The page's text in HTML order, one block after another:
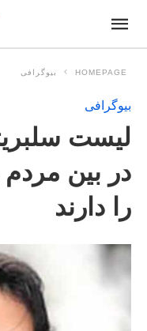
HOMEPAGE بیوگرافی
بیوگرافی
لیست
در بین
را دارند